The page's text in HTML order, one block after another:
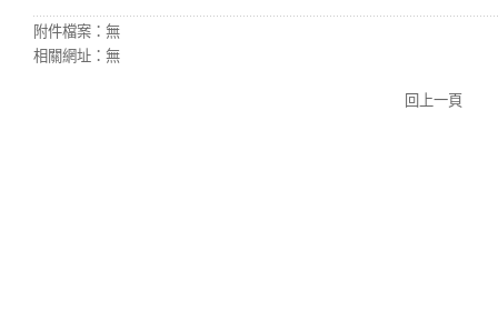
附件檔案： 無
相關網址： 無
回上一頁